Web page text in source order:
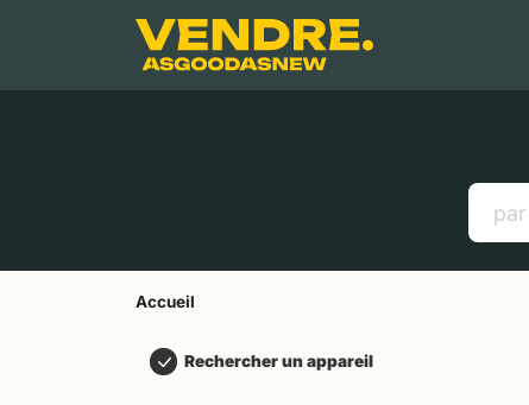
Contenu principal
Accueil
Rechercher un appareil